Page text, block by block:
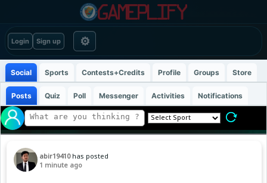
Login Sign up ⚙
Social Sports Contests+Credits Profile Groups Store
Posts Quiz Poll Messenger Activities Notifications
abir19410 has posted
1 minute ago